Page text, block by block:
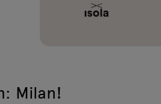
Milan!